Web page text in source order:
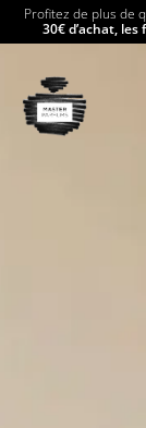
Profitez de plus de
30€ d’achat,